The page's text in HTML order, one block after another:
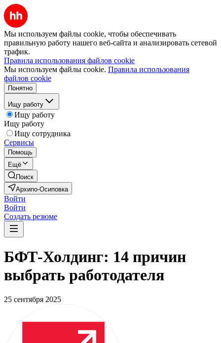
Мы используем файлы cookie, чтобы обеспечивать
правильную работу нашего веб-сайта и анализировать сетевой
трафик.
Правила использования файлов cookie
Мы используем файлы cookie. Правила использования
файлов cookie
Понятно
Ищу работу
Ищу работу
Ищу работу
Ищу сотрудника
Сервисы
Помощь
Ещё
Поиск
Архипо-Осиповка
Войти
Войти
Создать резюме
БФТ-Холдинг: 14 причин
выбрать работодателя
25 сентября 2025